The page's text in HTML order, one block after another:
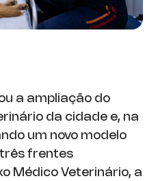
a ampliação do
da cidade e, na
um novo modelo
frentes
Médico Veterinário, a